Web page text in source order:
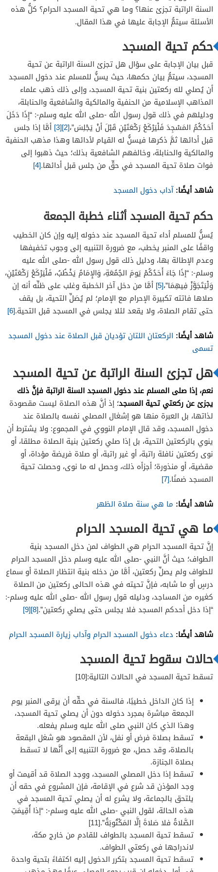
السنة الراتبة تجزئ عنها؟ وما هي تحية المسجد الحرام؟ كلُّ هذه
الأسئلة سيتمُّ الإجابة عليها في هذا المقال.
حكم تحية المسجد
قبل بيان الإجابة على سؤال هل تجزئ السنة الراتبة عن تحية
المسجد، سيتمُّ بيان حكمها، حيث يسنُّ للمسلم عند دخول المسجد
أن يُصلي لله ركعتين بنية تحية المسجد، وإلى ذلك ذهب علماء
المذاهب الإسلامية من الحنفية والمالكية والشافعية والحنابلة،
ودليلهم في ذلك قول رسول الله -صلى الله عليه وسلم-: “إِذَا دَخَلَ
أحَدُكُمُ المَسْجِدَ فَلْيَرْكَعْ رَكْعَتَيْنِ قَبْلَ أنْ يَجْلِسَ”،[2]
[3]
أمَّا إذا جلس
قبل أدائها ثمَّ ذكرها فيسنُّ له القيام لأدائها وهذا مذهب الحنفية
والمالكية والحنابلة، وخالفهم الشافعية بذلك؛ حيث ذهبوا إلى
فوات صلاة تحية المسجد في حقِّ من جلس قبل أدائها.[4]
شاهد أيضًا: آداب دخول المسجد
حكم تحية المسجد أثناء خطبة الجمعة
يُسنُّ للمسلم أداء تحية المسجد عند دخوله إليه وإن كان الخطيب
واقفًا على المنبر يخطب، مع ضرورة التنبيه إلى وجوب تخفيفها
وعدم الإطالة بها، ودليل ذلك قول رسول الله -صلى الله عليه
وسلم-: “إذَا جَاءَ أَحَدُكُمْ يَومَ الجُمُعَةِ، وَالإِمَامُ يَخْطُبُ، فَلْيَرْكَعْ رَكْعَتَيْنِ،
وَلْيَتَجَوَّزْ فِيهِمَا”،[5]
أمَّا من دخل آخر الخطبة وغلب على ظنِّه أنه إن
صلاها فاتته تكبيرة الإحرام مع الإمام؛ لم يُصَلِّ التحية، بل يقف
حتى تقام الصلاة، ولا يقعد لئلا يجلس في المسجد قبل التحية.[6]
شاهد أيضًا: الركعتان اللتان تؤديان قبل الصلاة عند دخول المسجد
تسمى
هل تجزئ السنة الراتبة عن تحية المسجد
نعم، إذا صلى المسلم عند دخول المسجد السنة الراتبة فإنَّ ذلك
يجزئ عن ركعتي تحية المسجد؛ إذ أنَّ هذه الصلاة ليست مقصودة
لذاتها، بل العبرة منها هو إشغال المصلي نفسه بالصلاة عند
دخول المسجد، وقد قال الإمام النووي في المجموع: ولا يشترط أن
ينوي بالركعتين التحية، بل إذا صلي ركعتين بنية الصلاة مطلقا، أو
نوى ركعتين نافلة راتبة، أو غير راتبة، أو صلاة فريضة مؤداة، أو
مقضية، أو منذورة؛ أجزأه ذلك، وحصل له ما نوى، وحصلت تحية
المسجد ضمنًا.[7]
شاهد أيضًا: ما هي سنة صلاة الظهر
ما هي تحية المسجد الحرام
إنَّ تحية المسجد الحرام هي الطواف لمن دخل المسجد بنية
الطواف؛ حيث أنَّ النبي -صلى الله عليه وسلم دخل المسجد الحرام
للطواف ولم يصلِّ ركعتين، أمَّا من دخله بنية انتظار الصلاة أو سماع
درسٍ أو ما شابه، فإنَّ تحيته في هذه الحالى ركعتين من الصلاة
كغيره من المساجد، ودليله قول رسول الله -صلى الله عليه وسلم-:
“إذا دخل أحدكم المسجد فلا يجلس حتى يصلي ركعتين”.[8]
[9]
شاهد أيضًا: دعاء دخول المسجد الحرام وآداب زيارة المسجد الحرام
حالات سقوط تحية المسجد
تسقط تحية المسجد في الحالات التالية:[10]
إذا كان الداخل خطيبًا، فالسنة في حقِّه أن يرقى المنبر يوم
الجمعة مباشرة بمجرد دخوله دون أن يصلي تحية المسجد،
وهذا الذي كان النبي صلى الله عليه وسلم يفعله.
تسقط بصلاة فرض أو نفل، لأن المقصود هو شغل البقعة
بالصلاة، وقد حصل، مع ضرورة التنبيه إلى أنَّها لا تسقط
بصلاة الجنازة.
تسقط إذا دخل المصلي المسجد، ووجد الصلاة قد أقيمت أو
وجد المؤذن قد شرع في الإقامة، فإن المشروع في حقه أن
يلتحق بالجماعة، ولا يشرع له أن يصلي تحية المسجد في
هذه الحالة، لقول النبي -صلى الله عليه وسلم-: “إذا أُقِيمَتِ
الصَّلاةُ فلا صَلاةَ إلَّا المَكْتُوبَةُ”.[11]
تسقط تحية المسجد بالطواف للقادم من خارج مكة،
لاندراجها في ركعتي الطواف.
تسقط تحية المسجد بتكرر الدخول إليه اكتفاءً بتحية واحدة